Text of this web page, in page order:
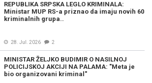
REPUBLIKA SRPSKA LEGLO KRIMINALA:
Ministar MUP RS-a priznao da imaju novih 60
kriminalnih grupa..
28. Jul. 2026 2
MINISTAR ŽELJKO BUDIMIR O NASILNOJ
POLICIJSKOJ AKCIJI NA PALAMA: "Meta je
bio organizovani kriminal"